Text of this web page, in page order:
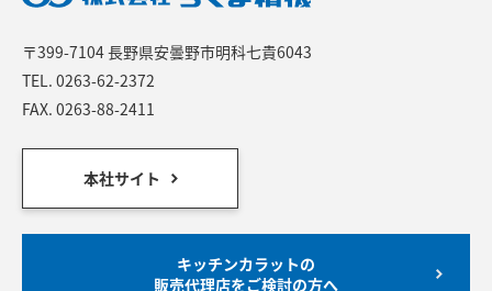
〒399-7104 長野県安曇野市明科七貴6043
TEL. 0263-62-2372
FAX. 0263-88-2411
本社サイト
キッチンカラットの
販売代理店をご検討の方へ